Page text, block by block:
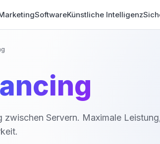
SoftwareKünstliche Intelligenz
zwischen Servern. Maximale